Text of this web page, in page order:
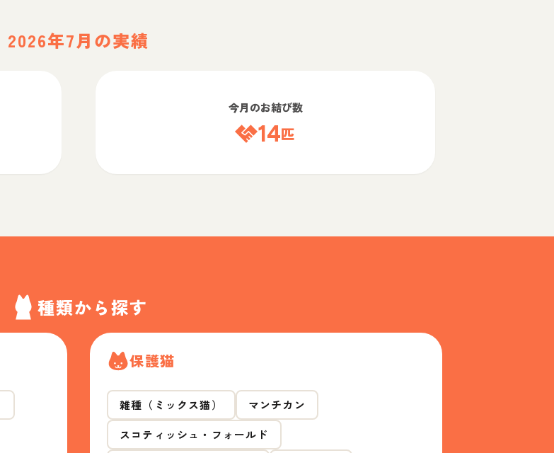
2026年7月の実績
今月のお結び数
14匹
種類から探す
保護猫
雑種（ミックス猫）
マンチカン
スコティッシュ・フォールド